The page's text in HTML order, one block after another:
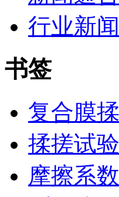
行业新闻
书签
复合膜
揉搓试
摩擦系